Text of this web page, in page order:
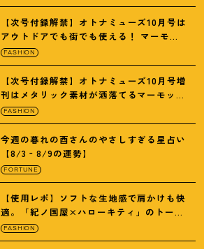
【次号付録解禁】オトナミューズ10月号は
アウトドアでも街でも使える ！ マーモッ
トの黒ショルダー
FASHION
【次号付録解禁】オトナミューズ10月号増
刊はメタリック素材が洒落てるマーモット
の保冷バッグ
FASHION
今週の暮れの酉さんのやさしすぎる星占い
【8/3‐8/9の運勢】
FORTUNE
【使用レポ】ソフトな生地感で肩かけも快
適。「紀ノ国屋×ハローキティ」のトート
がガシガシ使えて最高です
FASHION